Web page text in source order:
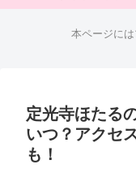
本ページに
定光寺ほたる
いつ？アクセ
も！